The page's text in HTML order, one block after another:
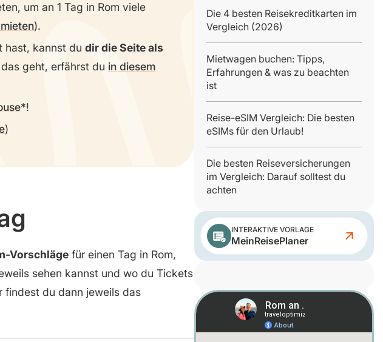
um an 1 Tag in Rom viele
).
hast, kannst du dir die Seite als
geht, erfährst du in diesem
!
)
Vorschlägefür einen Tag in Rom,
sehen kannst und wo du Tickets
findest du dann jeweils das
Die 4 besten Reisekreditkarten im
Vergleich (2026)
Mietwagen buchen: Tipps,
Erfahrungen & was zu beachten
ist
Reise-eSIM Vergleich: Die besten
eSIMs für den Urlaub!
Die besten Reiseversicherungen
im Vergleich: Darauf solltest du
achten
INTERAKTIVE VORLAGE
MeinReisePlaner